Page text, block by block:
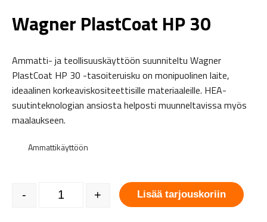
Wagner PlastCoat HP 30
Ammatti- ja teollisuuskäyttöön suunniteltu Wagner
PlastCoat HP 30 -tasoiteruisku on monipuolinen laite,
ideaalinen korkeaviskositeettisille materiaaleille. HEA-
suutinteknologian ansiosta helposti muunneltavissa myös
maalaukseen.
Ammattikäyttöön
Wagner PlastCoat HP 30 määrä
- + Lisää tarjouskoriin